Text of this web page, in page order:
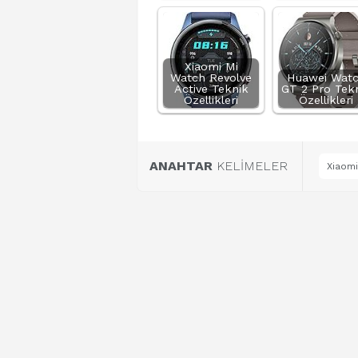
Xiaomi Mi
Watch Revolve
Active Teknik
Özellikleri
Huawei
GT 2 Pro
Özellikleri
ANAHTAR KELİMELER